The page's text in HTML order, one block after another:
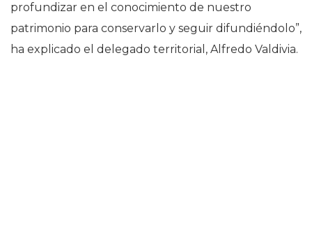
profundizar en el conocimiento de nuestro
patrimonio para conservarlo y seguir difundiéndolo”,
ha explicado el delegado territorial, Alfredo Valdivia.